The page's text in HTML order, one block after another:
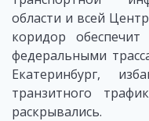
области и всей
коридор
федеральными
Екатеринбург,
транзитного
раскрывались.